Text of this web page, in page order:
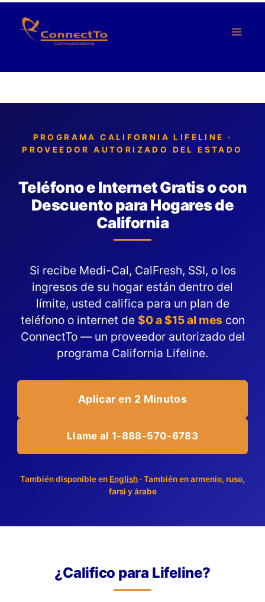
content
PROGRAMA CALIFORNIA LIFELINE ·
PROVEEDOR AUTORIZADO DEL ESTADO
Teléfono e Internet Gratis o con
Descuento para Hogares de
California
Si recibe Medi-Cal, CalFresh, SSI, o los
ingresos de su hogar están dentro del
límite, usted califica para un plan de
teléfono o internet de $0 a $15 al mes con
ConnectTo — un proveedor autorizado del
programa California Lifeline.
Aplicar en 2 Minutos
Llame al 1-888-570-6783
También disponible en English · También en armenio, ruso,
farsi y árabe
¿Califico para Lifeline?